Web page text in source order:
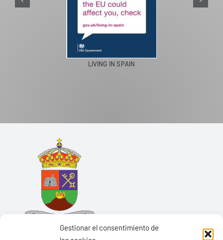
Gestionar el consentimiento de
LIVING IN SPAIN